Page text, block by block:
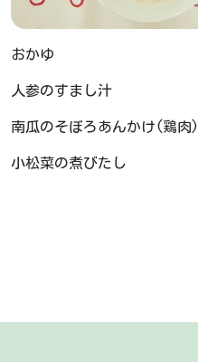
おかゆ
人参のすまし汁
南瓜のそぼろあんかけ(鶏肉)
小松菜の煮びたし